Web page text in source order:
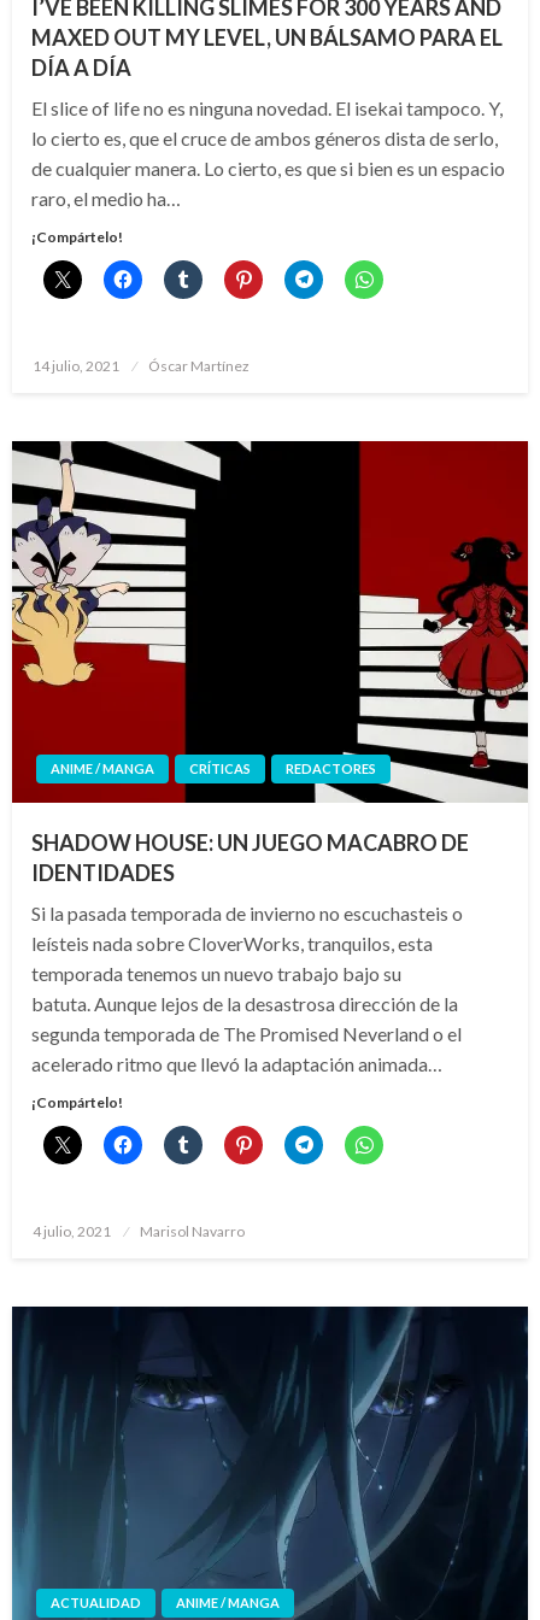
I’VE BEEN KILLING SLIMES FOR 300 YEARS AND
MAXED OUT MY LEVEL, UN BÁLSAMO PARA EL
DÍA A DÍA
El slice of life no es ninguna novedad. El isekai tampoco. Y,
lo cierto es, que el cruce de ambos géneros dista de serlo,
de cualquier manera. Lo cierto, es que si bien es un espacio
raro, el medio ha…
¡Compártelo!
Publicado
14 julio, 2021 Óscar Martínez
ANIME / MANGA CRÍTICAS REDACTORES
SHADOW HOUSE: UN JUEGO MACABRO DE
IDENTIDADES
Si la pasada temporada de invierno no escuchasteis o
leísteis nada sobre CloverWorks, tranquilos, esta
temporada tenemos un nuevo trabajo bajo su
batuta. Aunque lejos de la desastrosa dirección de la
segunda temporada de The Promised Neverland o el
acelerado ritmo que llevó la adaptación animada…
¡Compártelo!
Publicado
4 julio, 2021 Marisol Navarro
ACTUALIDAD ANIME / MANGA